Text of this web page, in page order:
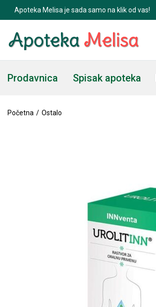
Apoteka Melisa je sada samo na klik od vas!
Prodavnica Spisak apoteka
Početna Ostalo